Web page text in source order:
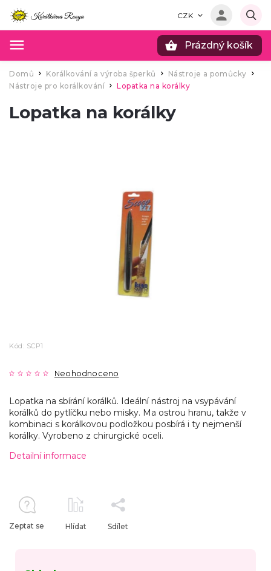
CZK
Prázdný košík
Domů / Korálkování a výroba šperků Nástroje a pomůcky
Nástroje pro korálkování / Lopatka na korálky
Lopatka na korálky
Kód: SCP1
Neohodnoceno
Lopatka na sbírání korálků. Ideální nástroj na vsypávání
korálků do pytlíčku nebo misky. Ma ostrou hranu, takže v
kombinaci s korálkovou podložkou posbírá i ty nejmenší
korálky. Vyrobeno z chirurgické oceli.
Detailní informace
Zeptat se Hlídat Sdílet